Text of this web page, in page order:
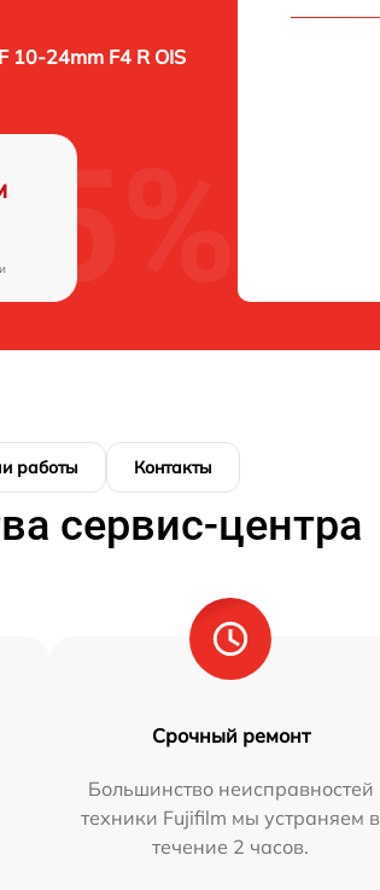
10-24mm F4 R OIS
работы Контакты
сервис-центра
Срочный ремонт
Большинство неисправностей
техники Fujifilm мы устраняем в
течение 2 часов.